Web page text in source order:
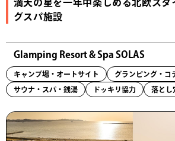
満天の星を一年中楽しめる北欧スタ
グスパ施設
Glamping Resort & Spa SOLAS
キャンプ場・オートサイト グランピング・コ
サウナ・スパ・銭湯 ドッキリ協力 落とし